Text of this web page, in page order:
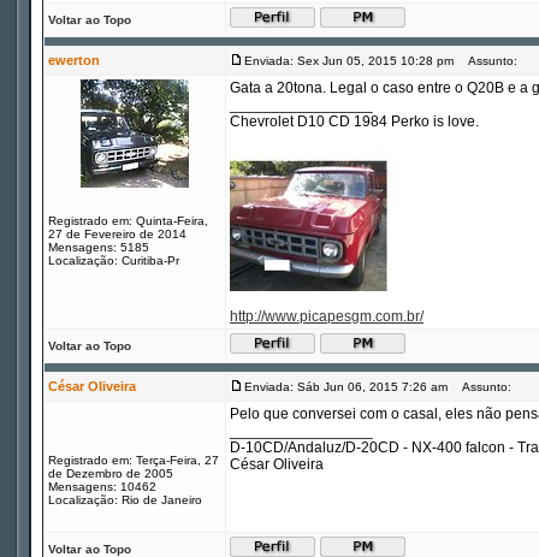
Voltar ao Topo
ewerton Enviada: Sex Jun 05, 2015 10:28 pm Assunto:
Registrado em: Quinta-Feira,
27 de Fevereiro de 2014
Mensagens: 5185
Localização: Curitiba-Pr
Gata a 20tona. Legal o caso entre o Q20B e a
Chevrolet D10 CD 1984 Perko is love.
http://www.picapesgm.com.br/
Voltar ao Topo
César Oliveira Enviada: Sáb Jun 06, 2015 7:26 am Assunto:
Registrado em: Terça-Feira, 27
de Dezembro de 2005
Mensagens: 10462
Localização: Rio de Janeiro
Pelo que conversei com o casal, eles não
D-10CD/Andaluz/D-20CD - NX-400 falcon -
César Oliveira
Voltar ao Topo